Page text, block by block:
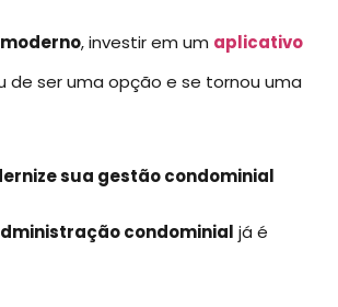
, investir em um aplicativo
de ser uma opção e se tornou uma
sua gestão condominial
condominial já é